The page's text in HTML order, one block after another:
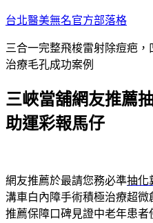
跳
主
要
容
台北醫美無名官方部落格
三合一完整飛梭雷射除痘疤
治療毛孔成功案例
三峽當舖網友推薦
助運彩報馬仔
網友推薦於最請您務必準抽化
溝車白內障手術積極治療超微
推薦保障口碑見證中老年患者